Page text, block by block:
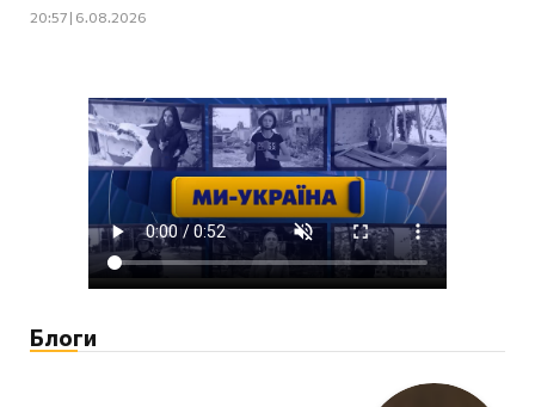
20:57 | 6.08.2026
Блоги